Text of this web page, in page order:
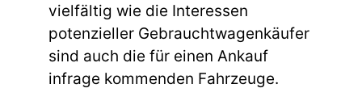
vielfältig wie die Interessen
potenzieller Gebrauchtwagenkäufer
sind auch die für einen Ankauf
infrage kommenden Fahrzeuge.